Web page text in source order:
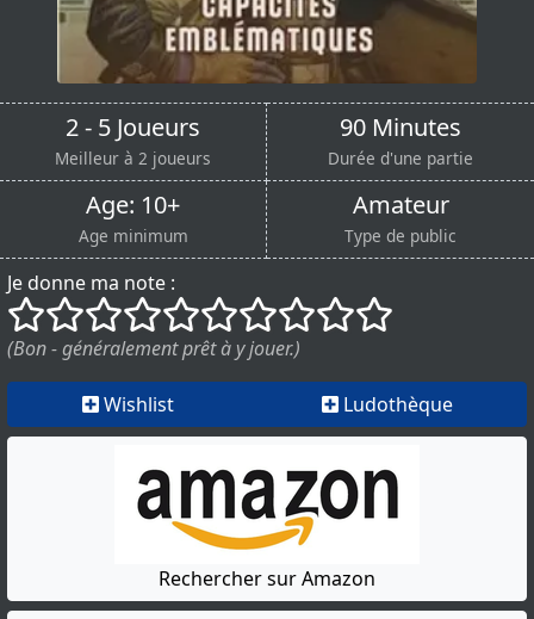
2 - 5 Joueurs
Meilleur à 2 joueurs
90 Minutes
Durée d'une partie
Age: 10+
Age minimum
Amateur
Type de public
Je donne ma note :
()
() () () () () () () ()
()
(Bon - généralement prêt à y jouer.)
Wishlist Ludothèque
Rechercher sur Amazon